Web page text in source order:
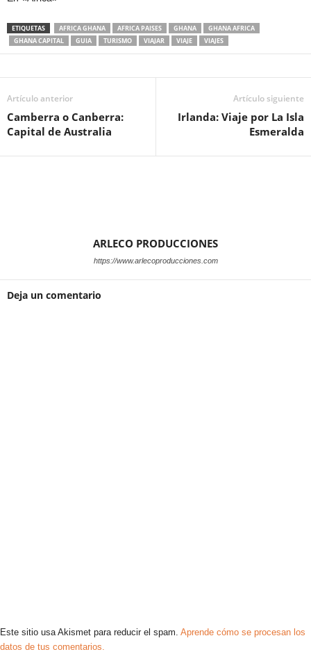
ETIQUETAS AFRICA GHANA AFRICA PAISES GHANA
GHANA AFRICA
GHANA CAPITAL
GUIA TURISMO VIAJAR VIAJE VIAJES
Artículo anterior
Camberra o Canberra:
Capital de Australia
Artículo siguiente
Irlanda: Viaje por La Isla
Esmeralda
ARLECO PRODUCCIONES
https://www.arlecoproducciones.com
Deja un comentario
Este sitio usa Akismet para reducir el spam. Aprende cómo se procesan los
datos de tus comentarios.